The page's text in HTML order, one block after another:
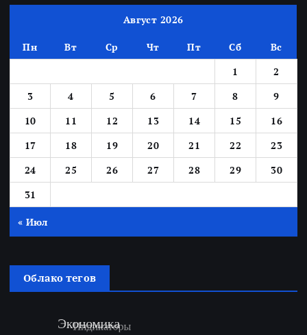
Август 2026
Пн Вт Ср Чт Пт Сб
Вс
1
2
3
4 5 6 7 8
9
10
11 12 13 14 15
16
17
18 19 20 21 22
23
24
25 26 27 28 29
30
31
« Июл
Облако тегов